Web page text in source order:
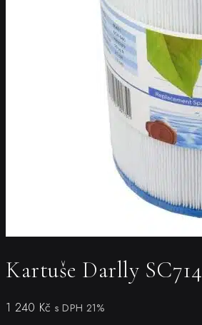
Kartuše Darlly SC714
1 240 Kč s DPH 21%